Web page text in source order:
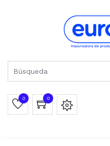
0 0